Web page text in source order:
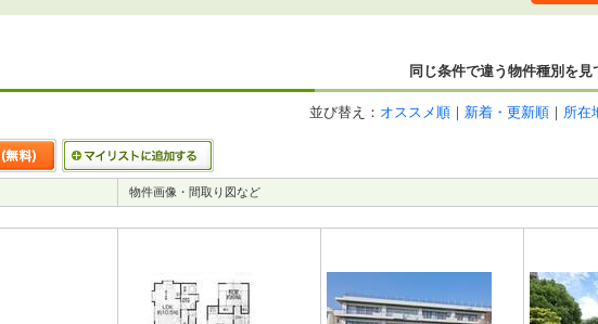
同じ条件で違う物件種別を見
並び替え： オススメ順 ｜ 新着・更新順 ｜ 所在
物件画像・間取り図など